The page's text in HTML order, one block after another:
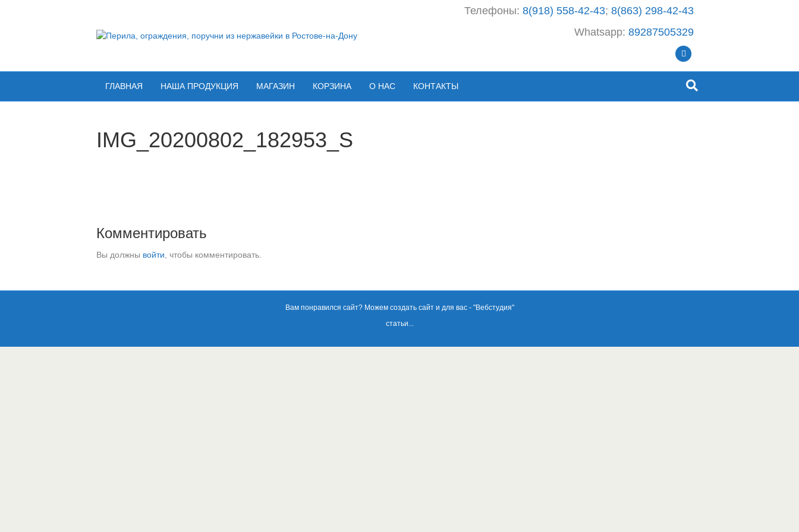
Телефоны: 8(918) 558-42-43; 8(863) 298-42-43
Whatsapp: 89287505329
n
s
t
ГЛАВНАЯ НАША ПРОДУКЦИЯ МАГАЗИН КОРЗИНА О НАС КОНТАКТЫ
IMG_20200802_182953_S
Комментировать
Вы должны войти , чтобы комментировать.
Вам понравился сайт? Можем создать сайт и для вас - "Вебстудия"
статьи...